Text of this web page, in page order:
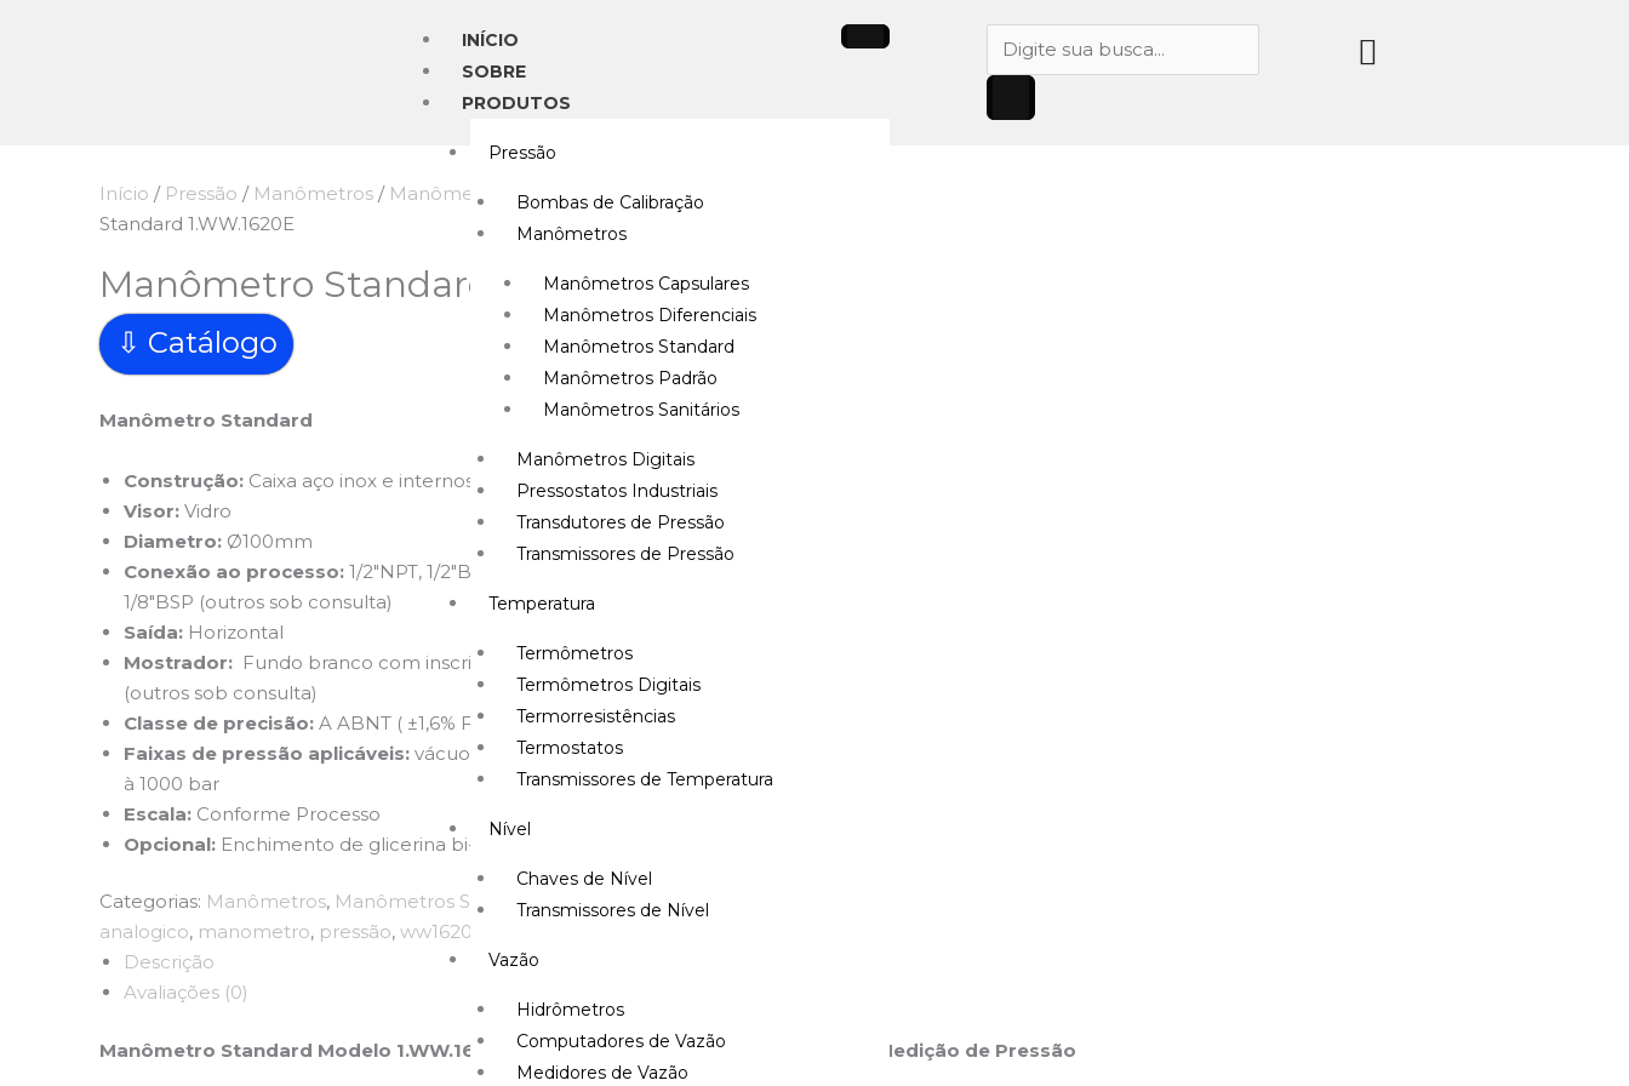
INÍCIO
SOBRE
PRODUTOS
Pressão
Bombas de Calibração
Manômetros
Manômetros Capsulares
Manômetros Diferenciais
Manômetros Standard
Manômetros Padrão
Manômetros Sanitários
Manômetros Digitais
Pressostatos Industriais
Transdutores de Pressão
Transmissores de Pressão
Temperatura
Termômetros
Termômetros Digitais
Termorresistências
Termostatos
Transmissores de Temperatura
Nível
Chaves de Nível
Transmissores de Nível
Vazão
Hidrômetros
Computadores de Vazão
Medidores de Vazão
Pesquisar
produtos
Início / Pressão / Manômetros / Manômetros Standard
/ Manômetro
Standard 1.WW.1620E
Manômetro Standard 1.WW.1620E
⇩ Catálogo
Manômetro Standard
Construção: Caixa aço inox e internos em latão
Visor: Vidro
Diametro: Ø100mm
Conexão ao processo: 1/2″NPT, 1/2″BSP, 1/4″NPT, 1/4″BSP, 1/8″NPT,
1/8″BSP (outros sob consulta)
Saída: Horizontal
Mostrador: Fundo branco com inscrições em preto e/ou vermelho
(outros sob consulta)
Classe de precisão: A ABNT ( ±1,6% FDE)
Faixas de pressão aplicáveis: vácuo, manovácuo e pressões de 0,6
à 1000 bar
Escala: Conforme Processo
Opcional: Enchimento de glicerina bi-destilada (outros sob consulta)
Categorias: Manômetros, Manômetros Standard,Pressão Tags:
analogico, manometro, pressão, ww1620e
Descrição
Avaliações (0)
Manômetro Standard Modelo 1.WW.1620E da Wärme: Confiança e Precisão em Medição de Pressão